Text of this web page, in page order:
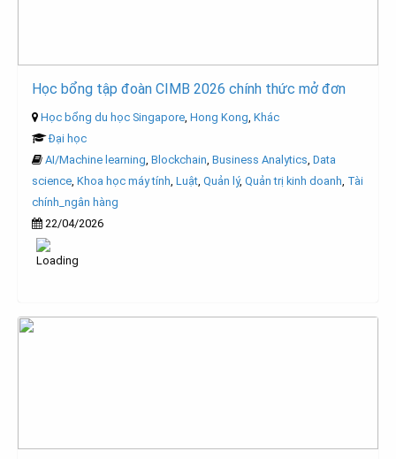
Học bổng tập đoàn CIMB 2026 chính thức mở đơn
Học bổng du học Singapore, Hong Kong, Khác
Đại học
AI/Machine learning, Blockchain, Business Analytics, Data
science, Khoa học máy tính, Luật, Quản lý, Quản trị kinh doanh, Tài
chính_ngân hàng
22/04/2026